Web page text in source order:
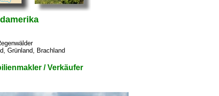
/ Verkäufer
Grünland, Brachland